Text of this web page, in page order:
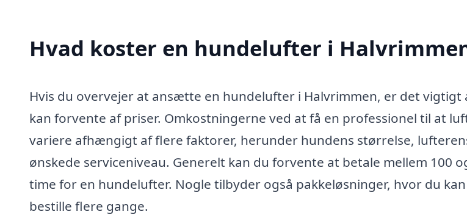
Hvad koster en hundelufter i
Hvis du overvejer at ansætte en hundelufter i Halvrimmen, er det vigtigt
kan forvente af priser. Omkostningerne ved at få en professionel til at
variere afhængigt af flere faktorer, herunder hundens størrelse,
ønskede serviceniveau. Generelt kan du forvente at betale mellem 100
time for en hundelufter. Nogle tilbyder også pakkeløsninger, hvor du
bestille flere gange.